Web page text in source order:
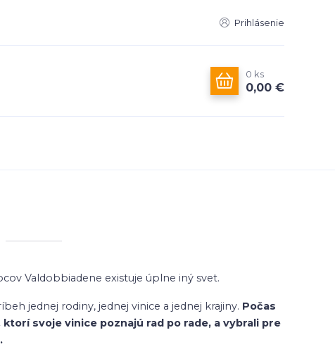
Prihlásenie
0 ks
0,00 €
Valdobbiadene existuje úplne iný svet.
jednej rodiny, jednej vinice a jednej krajiny. Počas
svoje vinice poznajú rad po rade, a vybrali pre